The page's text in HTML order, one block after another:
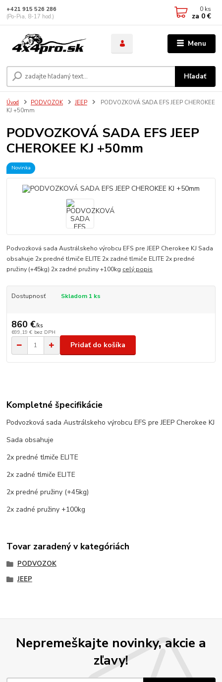
Menu
Hľadať
+421 915 526 286
(Po-Pia, 8-17 hod.)
0 ks
za 0 €
Úvod PODVOZOK JEEP
PODVOZKOVÁ SADA EFS JEEP CHEROKEE
KJ +50mm
PODVOZKOVÁ SADA EFS JEEP
CHEROKEE KJ +50mm
Novinka
Podvozková sada Austrálskeho výrobcu EFS pre JEEP Cherokee KJ Sada
obsahuje 2x predné tlmiče ELITE 2x zadné tlmiče ELITE 2x predné
pružiny (+45kg) 2x zadné pružiny +100kg celý popis
Dostupnosť Skladom 1 ks
860 €/ks
699,19 € bez DPH
Pridať do košíka
Kompletné špecifikácie
Podvozková sada Austrálskeho výrobcu EFS pre JEEP Cherokee KJ
Sada obsahuje
2x predné tlmiče ELITE
2x zadné tlmiče ELITE
2x predné pružiny (+45kg)
2x zadné pružiny +100kg
Tovar zaradený v kategóriách
PODVOZOK
JEEP
Nepremeškajte novinky, akcie a
zľavy!